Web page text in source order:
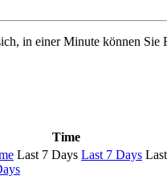
in einer Minute können Sie
Time
Last 7 Days Last 7 Days